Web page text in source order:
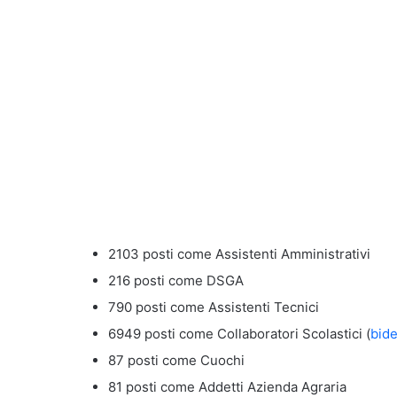
2103 posti come Assistenti Amministrativi
216 posti come DSGA
790 posti come Assistenti Tecnici
6949 posti come Collaboratori Scolastici (
87 posti come Cuochi
81 posti come Addetti Azienda Agraria